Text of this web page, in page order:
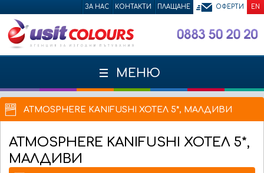
ЗА НАС КОНТАКТИ ПЛАЩАНЕ ОФЕРТИ EN
МЕНЮ
ATMOSPHERE KANIFUSHI ХОТЕЛ 5*, МАЛДИВИ
ATMOSPHERE KANIFUSHI ХОТЕЛ 5*,
МАЛДИВИ